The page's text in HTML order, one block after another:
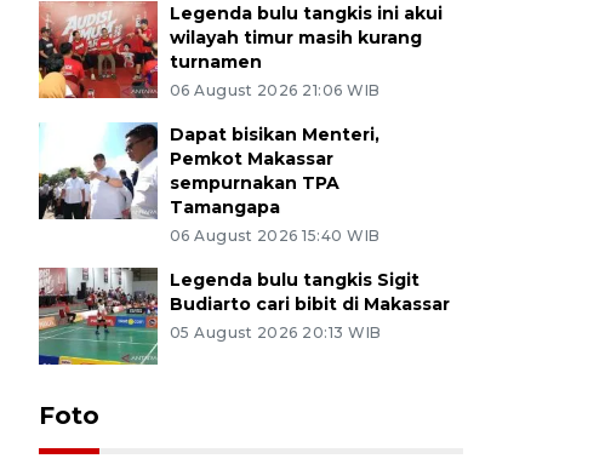
Legenda bulu tangkis ini akui
wilayah timur masih kurang
turnamen
06 August 2026 21:06 WIB
Dapat bisikan Menteri,
Pemkot Makassar
sempurnakan TPA
Tamangapa
06 August 2026 15:40 WIB
Legenda bulu tangkis Sigit
Budiarto cari bibit di Makassar
05 August 2026 20:13 WIB
Foto